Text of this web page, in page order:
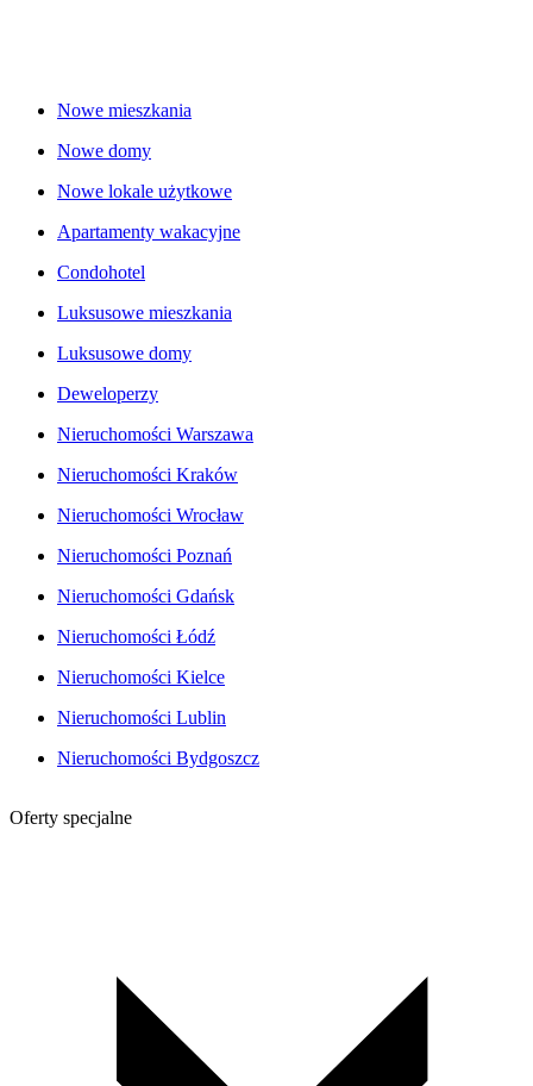
Nowe mieszkania
Nowe domy
Nowe lokale użytkowe
Apartamenty wakacyjne
Condohotel
Luksusowe mieszkania
Luksusowe domy
Deweloperzy
Nieruchomości Warszawa
Nieruchomości Kraków
Nieruchomości Wrocław
Nieruchomości Poznań
Nieruchomości Gdańsk
Nieruchomości Łódź
Nieruchomości Kielce
Nieruchomości Lublin
Nieruchomości Bydgoszcz
Oferty specjalne